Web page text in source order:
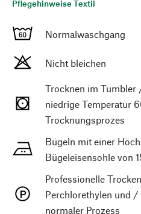
Pflegehinweise Textil
Normalwaschgang
Nicht bleichen
Trocknen im
niedrige Temperatur
Trocknungsprozes
Bügeln mit einer
Bügeleisensohle von
Professionelle
Perchlorethylen und
normaler Prozess